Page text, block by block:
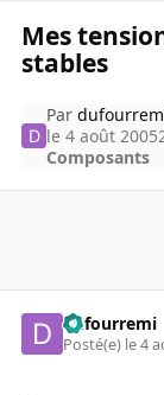
Mes
stables
Par
le 4 août 2005
Composants
dufourremi
Posté(e) le 4